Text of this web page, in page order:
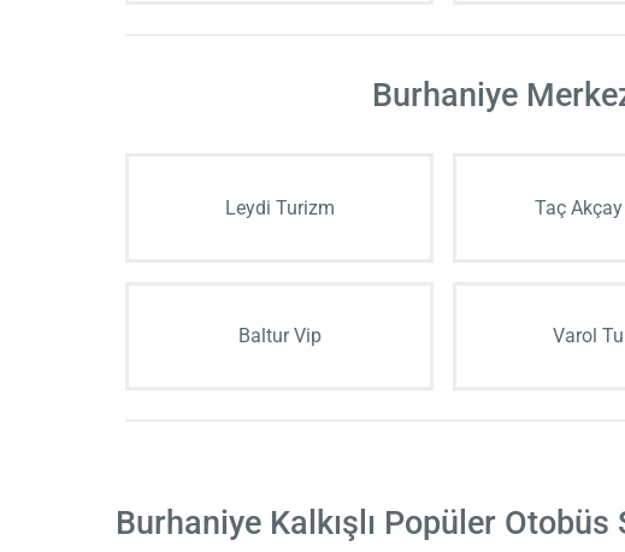
Burhaniye
Leydi Turizm Taç
Baltur Vip Varol
Burhaniye Kalkışlı Popüler Otobüs